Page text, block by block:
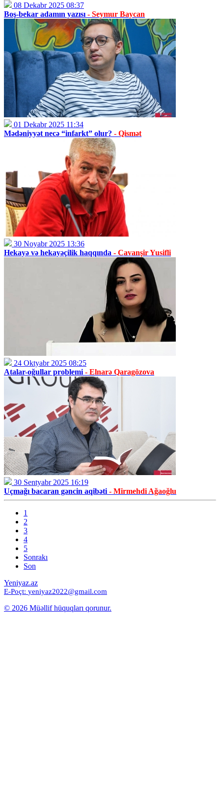
08 Dekabr 2025 08:37
Boş-bekar adamın yazısı - Seymur Baycan
01 Dekabr 2025 11:34
Mədəniyyət necə “infarkt” olur? - Qismət
30 Noyabr 2025 13:36
Hekayə və hekayəçilik haqqında - Cavanşir Yusifli
24 Oktyabr 2025 08:25
Atalar-oğullar problemi - Elnarə Qaragözova
30 Sentyabr 2025 16:19
Uçmağı bacaran gəncin aqibəti - Mirmehdi Ağaoğlu
1
2
3
4
5
Sonrakı
Son
Yeniyaz.az
E-Poçt: yeniyaz2022@gmail.com
© 2026 Müəllif hüquqları qorunur.